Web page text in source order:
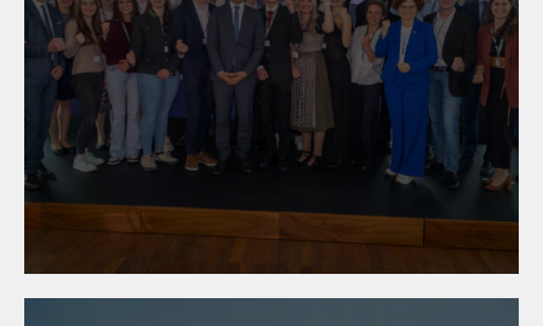
23. April 2026
Best-of-Talent 2026:
Österreichs beste Lehrlinge